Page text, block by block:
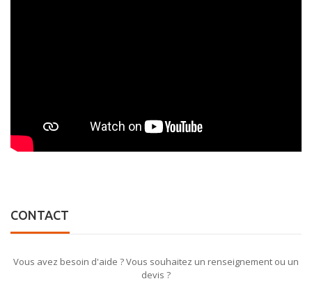
CONTACT
Vous avez besoin d'aide ? Vous souhaitez un renseignement ou un
devis ?